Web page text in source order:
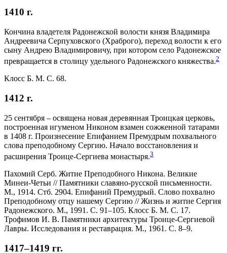
1410 г.
Кончина владетеля Радонежской волости князя Владимира
Андреевича Серпуховского (Храброго), переход волости к его
сыну Андрею Владимировичу, при котором село Радонежское
превращается в столицу удельного Радонежского княжества.2
Клосс Б. М. С. 68.
1412 г.
25 сентября – освящена новая деревянная Троицкая церковь,
построенная игуменом Никоном взамен сожженной татарами
в 1408 г. Произнесение Епифанием Премудрым похвального
слова преподобному Сергию. Начало восстановления и
расширения Троице-Сергиева монастыря.3
Пахомий Серб. Житие Преподобного Никона. Великие
Минеи-Четьи // Памятники славяно-русской письменности.
М., 1914. Стб. 2904. Епифаний Премудрый. Слово похвално
Преподобному отцу нашему Сергию // Жизнь и житие Сергия
Радонежского. М., 1991. С. 91–105. Клосс Б. М. С. 17.
Трофимов И. В. Памятники архитектуры Троице-Сергиевой
Лавры. Исследования и реставрация. М., 1961. С. 8–9.
1417–1419 гг.